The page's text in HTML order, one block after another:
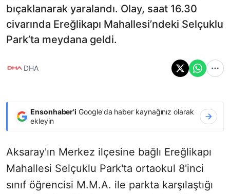
bıçaklanarak yaralandı. Olay, saat 16.30
civarında Ereğlikapı Mahallesi’ndeki Selçuklu
Park’ta meydana geldi.
DHA
Ensonhaber'i Google'da haber kaynağınız olarak
ekleyin
Aksaray'ın Merkez ilçesine bağlı Ereğlikapı
Mahallesi Selçuklu Park'ta ortaokul 8'inci
sınıf öğrencisi M.M.A. ile parkta karşılaştığı